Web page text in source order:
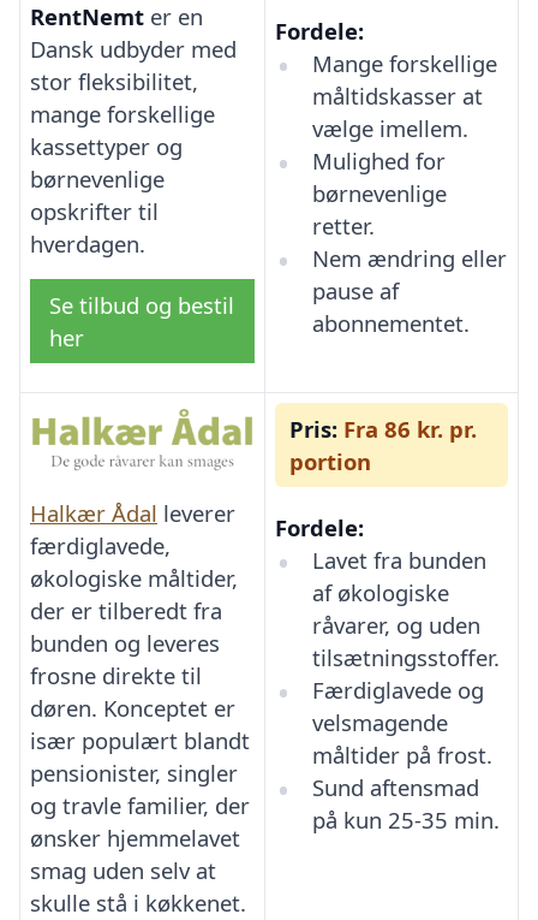
RentNemt er en
Dansk udbyder med
stor fleksibilitet,
mange forskellige
kassettyper og
børnevenlige
opskrifter til
hverdagen.
Se tilbud og bestil
her
Fordele:
Mange forskellige
måltidskasser at
vælge imellem.
Mulighed for
børnevenlige
retter.
Nem ændring eller
pause af
abonnementet.
Halkær Ådal leverer
færdiglavede,
økologiske måltider,
der er tilberedt fra
bunden og leveres
frosne direkte til
døren. Konceptet er
især populært blandt
pensionister, singler
og travle familier, der
ønsker hjemmelavet
smag uden selv at
skulle stå i køkkenet.
Pris: Fra 86 kr. pr.
portion
Fordele:
Lavet fra bunden
af økologiske
råvarer, og uden
tilsætningsstoffer.
Færdiglavede og
velsmagende
måltider på frost.
Sund aftensmad
på kun 25-35 min.